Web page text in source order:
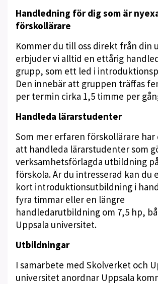
Handledning för dig som är
förskollärare
Kommer du till oss direkt från din
erbjuder vi alltid en ettårig
grupp, som ett led i
Den innebär att gruppen träffas
per termin cirka 1,5 timme per
Handleda lärarstudenter
Som mer erfaren förskollärare
att handleda lärarstudenter som
verksamhetsförlagda utbildning
förskola. Är du intresserad kan du
kort introduktionsutbildning i
fyra timmar eller en längre
handledarutbildning om 7,5 hp,
Uppsala universitet.
Utbildningar
I samarbete med Skolverket och
universitet anordnar Uppsala